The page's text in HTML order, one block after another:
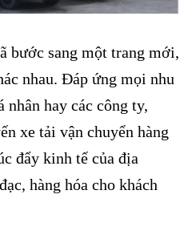
bước sang một trang mới,
nhau. Đáp ứng mọi nhu
nhân hay các công ty,
xe tải vận chuyển hàng
đẩy kinh tế của địa
hàng hóa cho khách